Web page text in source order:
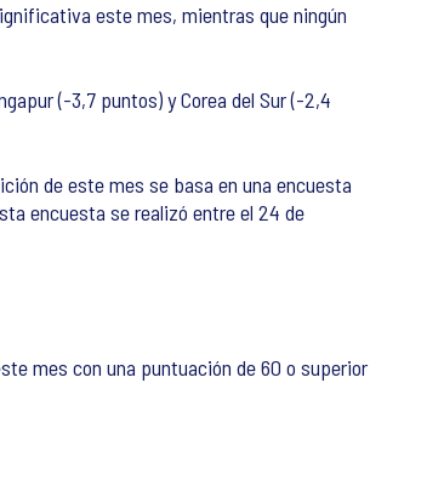
este mes, mientras que ningún
(-3,7 puntos) y Corea del Sur (-2,4
de este mes se basa en una encuesta
encuesta se realizó entre el 24 de
mes con una puntuación de 60 o superior